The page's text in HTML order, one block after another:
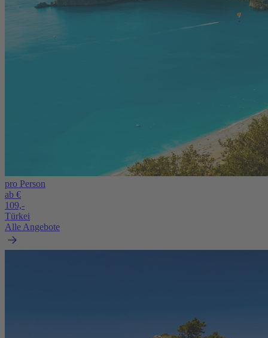
pro Person
ab €
109,-
Türkei
Alle Angebote